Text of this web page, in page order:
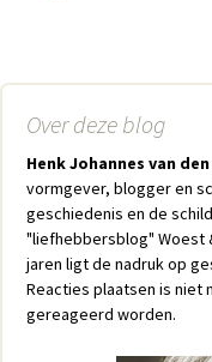
Over deze blog
Henk Johannes van
vormgever, blogger en
geschiedenis en de
"liefhebbersblog" Woest
jaren ligt de nadruk op
Reacties plaatsen is niet
gereageerd worden.